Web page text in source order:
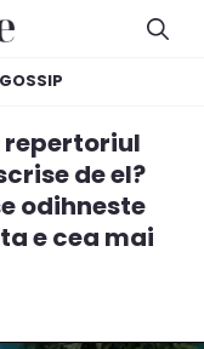
GOSSIP
repertoriul
de el?
odihneste
e cea mai